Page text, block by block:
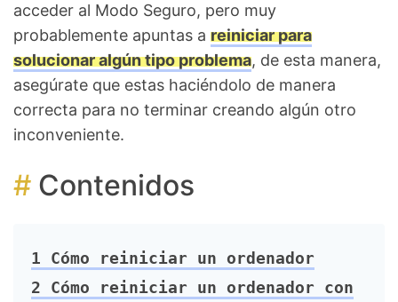
acceder al Modo Seguro, pero muy
probablemente apuntas a reiniciar para
solucionar algún tipo problema, de esta manera,
asegúrate que estas haciéndolo de manera
correcta para no terminar creando algún otro
inconveniente.
Contenidos
1 Cómo reiniciar un ordenador
2 Cómo reiniciar un ordenador con